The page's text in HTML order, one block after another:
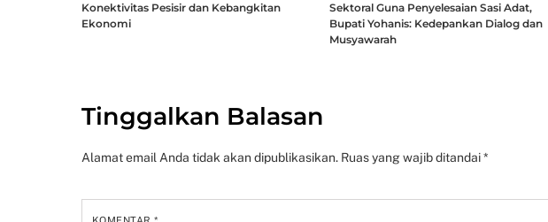
Konektivitas Pesisir dan Kebangkitan
Ekonomi
Sektoral Guna Penyelesaian Sasi Adat,
Bupati Yohanis: Kedepankan Dialog dan
Musyawarah
Tinggalkan Balasan
Alamat email Anda tidak akan dipublikasikan. Ruas yang wajib ditandai*